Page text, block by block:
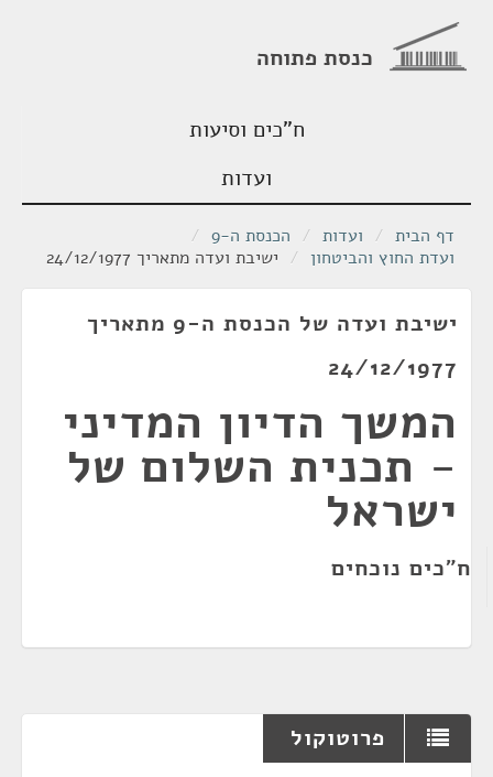
כנסת פתוחה
ח"כים וסיעות
ועדות
דף הבית / ועדות / הכנסת ה-9
/
ועדת החוץ והביטחון / ישיבת ועדה מתאריך 24/12/1977
ישיבת ועדה של הכנסת ה-9 מתאריך
24/12/1977
המשך הדיון המדיני
- תכנית השלום של
ישראל
ח"כים נוכחים
פרוטוקול